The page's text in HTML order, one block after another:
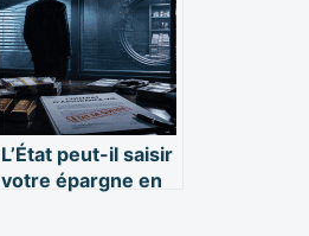
L’État peut-il saisir
votre épargne en